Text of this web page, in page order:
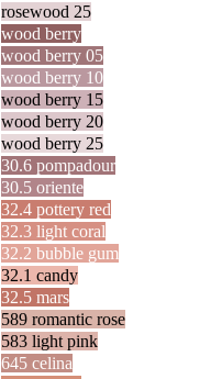
rosewood 25
wood berry
wood berry 05
wood berry 10
wood berry 15
wood berry 20
wood berry 25
30.6 pompadour
30.5 oriente
32.4 pottery red
32.3 light coral
32.2 bubble gum
32.1 candy
32.5 mars
589 romantic rose
583 light pink
645 celina